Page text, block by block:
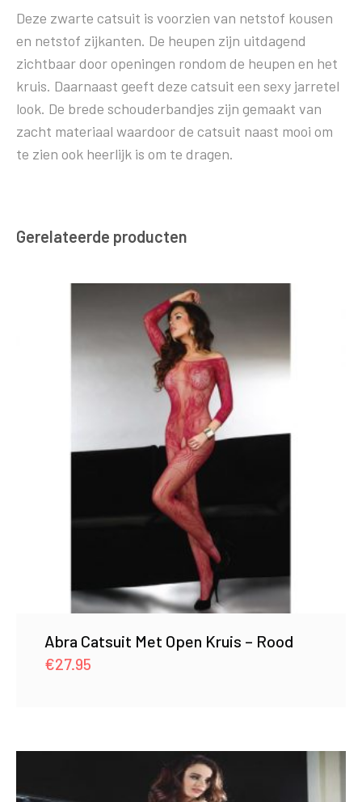
Deze zwarte catsuit is voorzien van netstof kousen
en netstof zijkanten. De heupen zijn uitdagend
zichtbaar door openingen rondom de heupen en het
kruis. Daarnaast geeft deze catsuit een sexy jarretel
look. De brede schouderbandjes zijn gemaakt van
zacht materiaal waardoor de catsuit naast mooi om
te zien ook heerlijk is om te dragen.
Gerelateerde producten
Abra Catsuit Met Open Kruis – Rood
€27.95